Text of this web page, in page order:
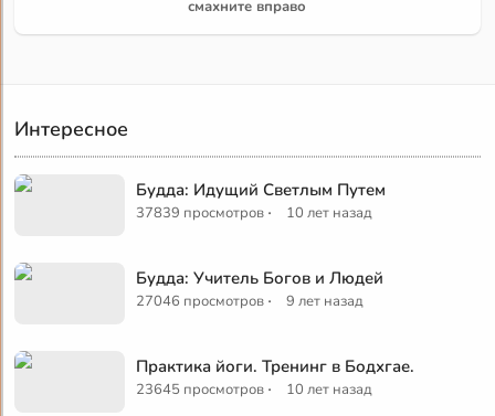
смахните вправо
Интересное
Будда: Идущий Светлым Путем
37839 просмотров · 10 лет назад
Будда: Учитель Богов и Людей
27046 просмотров · 9 лет назад
Практика йоги. Тренинг в Бодхгае.
23645 просмотров · 10 лет назад